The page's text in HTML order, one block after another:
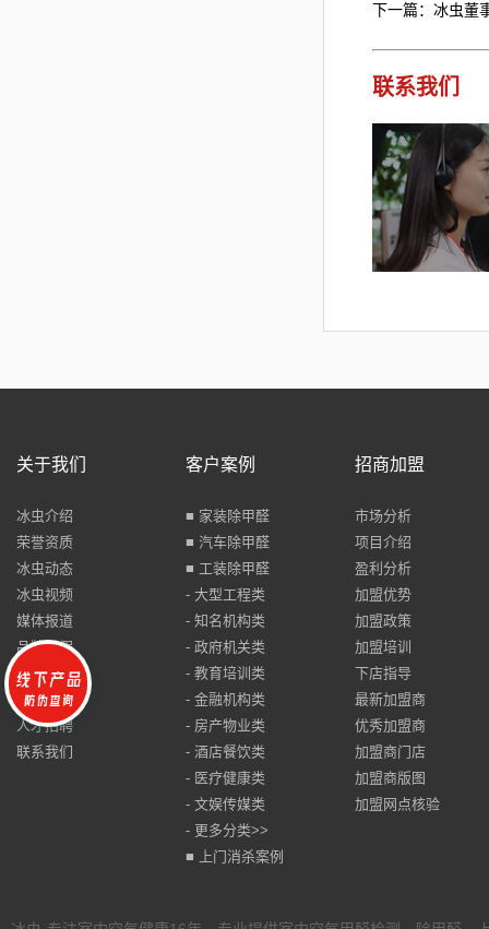
下一篇：冰虫董
联系我们
关于我们
冰虫介绍
荣誉资质
冰虫动态
冰虫视频
媒体报道
品牌打假
防伪查询
合同查询
人才招聘
联系我们
客户案例
■ 家装除甲醛
■ 汽车除甲醛
■ 工装除甲醛
- 大型工程类
- 知名机构类
- 政府机关类
- 教育培训类
- 金融机构类
- 房产物业类
- 酒店餐饮类
- 医疗健康类
- 文娱传媒类
- 更多分类>>
■ 上门消杀案例
招商加盟
市场分析
项目介绍
盈利分析
加盟优势
加盟政策
加盟培训
下店指导
最新加盟商
优秀加盟商
加盟商门店
加盟商版图
加盟网点核验